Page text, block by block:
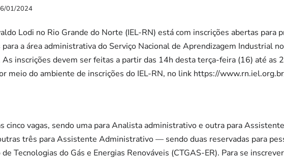
01/2024
Lodi no Rio Grande do Norte (IEL-RN) está com inscrições abertas para
a área administrativa do Serviço Nacional de Aprendizagem Industrial
As inscrições devem ser feitas a partir das 14h desta terça-feira (16) até as
meio do ambiente de inscrições do IEL-RN, no link https://
cinco vagas, sendo uma para Analista administrativo e outra para
três para Assistente Administrativo — sendo duas reservadas para
Tecnologias do Gás e Energias Renováveis (CTGAS-ER). Para se